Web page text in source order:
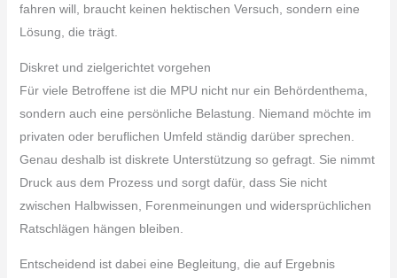
fahren will, braucht keinen hektischen Versuch, sondern eine
Lösung, die trägt.
Diskret und zielgerichtet vorgehen
Für viele Betroffene ist die MPU nicht nur ein Behördenthema,
sondern auch eine persönliche Belastung. Niemand möchte im
privaten oder beruflichen Umfeld ständig darüber sprechen.
Genau deshalb ist diskrete Unterstützung so gefragt. Sie nimmt
Druck aus dem Prozess und sorgt dafür, dass Sie nicht
zwischen Halbwissen, Forenmeinungen und widersprüchlichen
Ratschlägen hängen bleiben.
Entscheidend ist dabei eine Begleitung, die auf Ergebnis